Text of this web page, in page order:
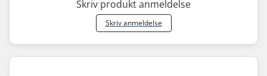
Skriv produkt anmeldelse
Skriv anmeldelse